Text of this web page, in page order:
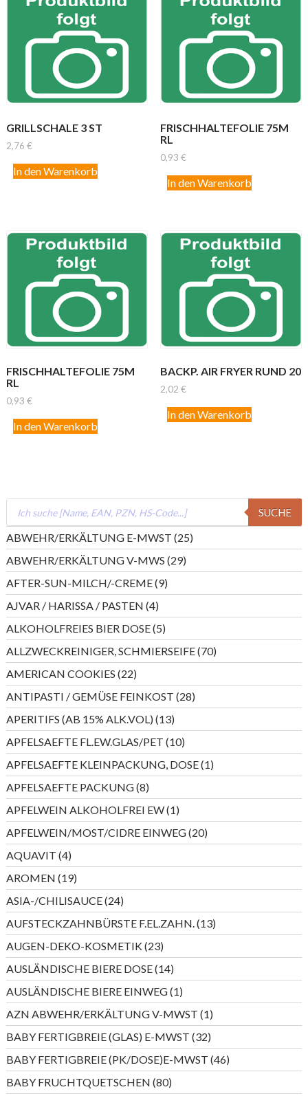
GRILLSCHALE 3 ST
2,76 €
In den Warenkorb
FRISCHHALTEFOLIE 75M
RL
0,93 €
In den Warenkorb
FRISCHHALTEFOLIE 75M
RL
0,93 €
In den Warenkorb
BACKP. AIR FRYER RUND 20
2,02 €
In den Warenkorb
Products
search
SUCHE
ABWEHR/ERKÄLTUNG E-MWST 2525
Produkte
ABWEHR/ERKÄLTUNG V-MWS 2929
Produkte
AFTER-SUN-MILCH/-CREME 99
Produkte
AJVAR / HARISSA / PASTEN 44
Produkte
ALKOHOLFREIES BIER DOSE 55
Produkte
ALLZWECKREINIGER, SCHMIERSEIFE 7070
Produkte
AMERICAN COOKIES 2222
Produkte
ANTIPASTI / GEMÜSE FEINKOST 2828
Produkte
APERITIFS (AB 15% ALK.VOL) 1313
Produkte
APFELSAEFTE FL.EW.GLAS/PET 1010
Produkte
APFELSAEFTE KLEINPACKUNG, DOSE 11
Produkt
APFELSAEFTE PACKUNG 88
Produkte
APFELWEIN ALKOHOLFREI EW 11
Produkt
APFELWEIN/MOST/CIDRE EINWEG 2020
Produkte
AQUAVIT 44
Produkte
AROMEN 1919
Produkte
ASIA-/CHILISAUCE 2424
Produkte
AUFSTECKZAHNBÜRSTE F.EL.ZAHN. 1313
Produkte
AUGEN-DEKO-KOSMETIK 2323
Produkte
AUSLÄNDISCHE BIERE DOSE 1414
Produkte
AUSLÄNDISCHE BIERE EINWEG 11
Produkt
AZN ABWEHR/ERKÄLTUNG V-MWST 11
Produkt
BABY FERTIGBREIE (GLAS) E-MWST 3232
Produkte
BABY FERTIGBREIE (PK/DOSE)E-MWST 4646
Produkte
BABY FRUCHTQUETSCHEN 8080